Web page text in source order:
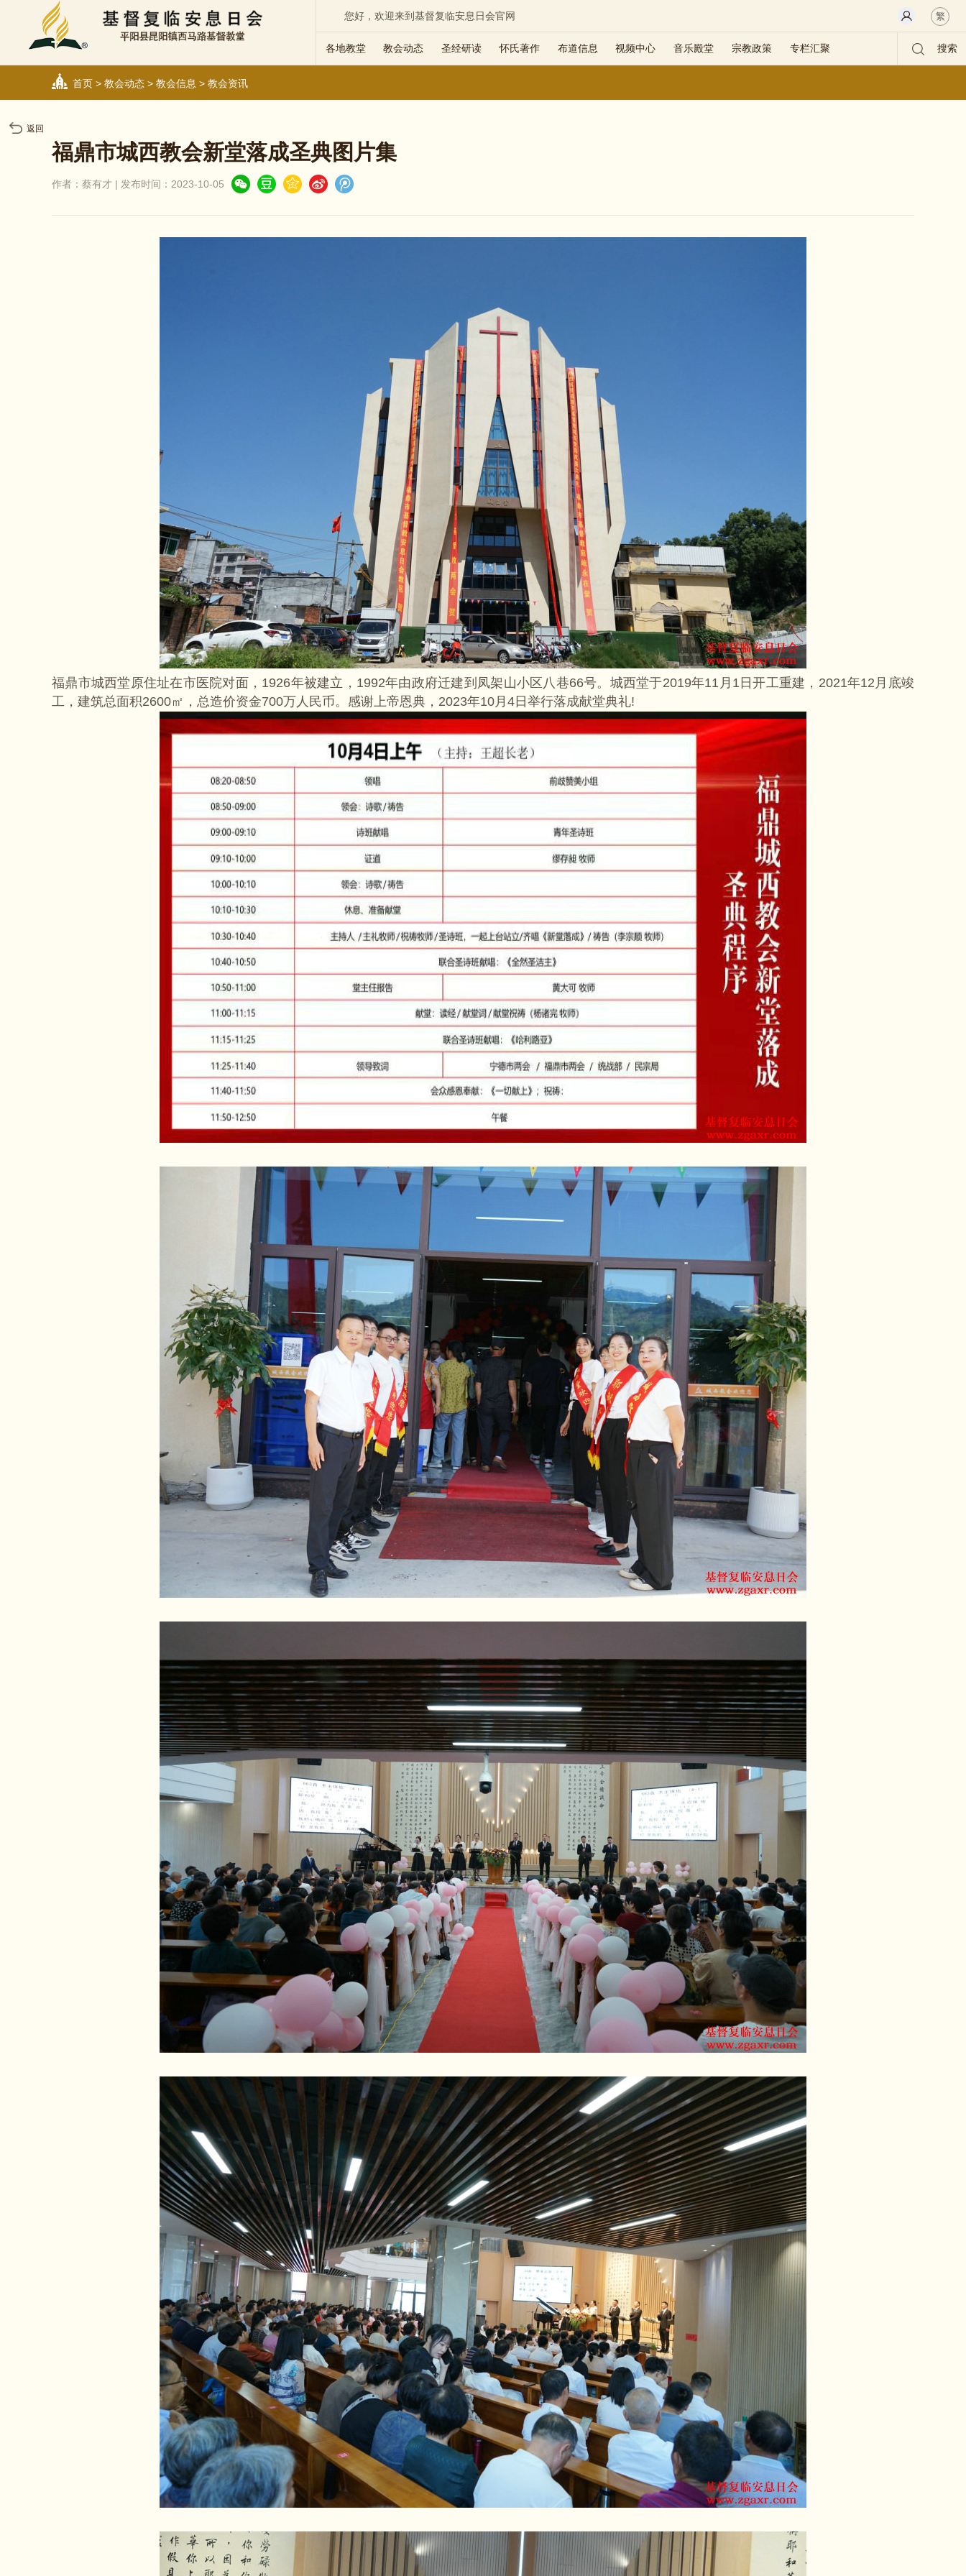
您好，欢迎来到基督复临安息日会官网 繁
各地教堂 教会动态 圣经研读 怀氏著作 布道信息 视频中心 音乐殿堂 宗教政策 专栏汇聚 搜索
首页> 教会动态> 教会信息 > 教会资讯
返回
福鼎市城西教会新堂落成圣典图片集
作者：蔡有才 | 发布时间：2023-10-05
福鼎市城西堂原住址在市医院对面，1926年被建立，1992年由政府迁建到凤架山小区八巷66号。城西堂于2019年11月1日开工重建，2021年12月底竣
工，建筑总面积2600㎡，总造价资金700万人民币。感谢上帝恩典，2023年10月4日举行落成献堂典礼!